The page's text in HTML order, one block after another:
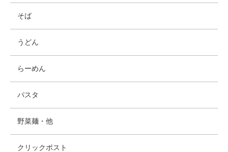
そば
うどん
らーめん
パスタ
野菜麺・他
クリックポスト